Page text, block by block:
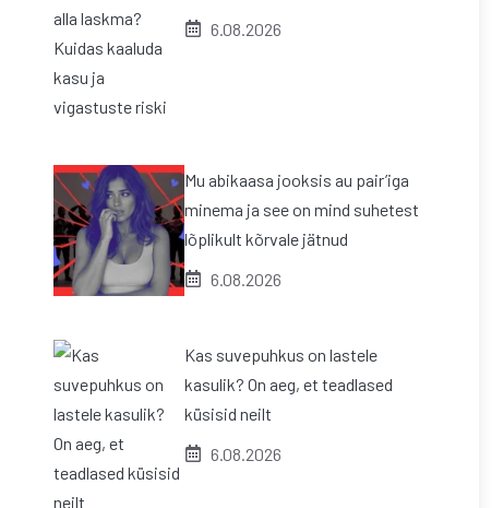
6.08.2026
Mu abikaasa jooksis au pair’iga
minema ja see on mind suhetest
lõplikult kõrvale jätnud
6.08.2026
Kas suvepuhkus on lastele
kasulik? On aeg, et teadlased
küsisid neilt
6.08.2026